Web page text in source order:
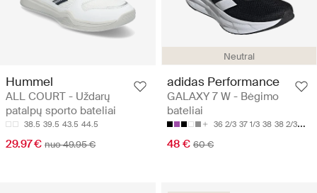
Hummel
ALL COURT - Uždarų
patalpų sporto bateliai
38.5 39.5 43.5 44.5
29.97 € nuo 49.95 €
Neutral
adidas Performance
GALAXY 7 W - Bėgimo
bateliai
36 2/3 37 1/3 38 38 2/3 39
48 € 60 €